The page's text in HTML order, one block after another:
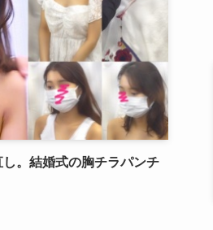
し。結婚式の胸チラパンチ